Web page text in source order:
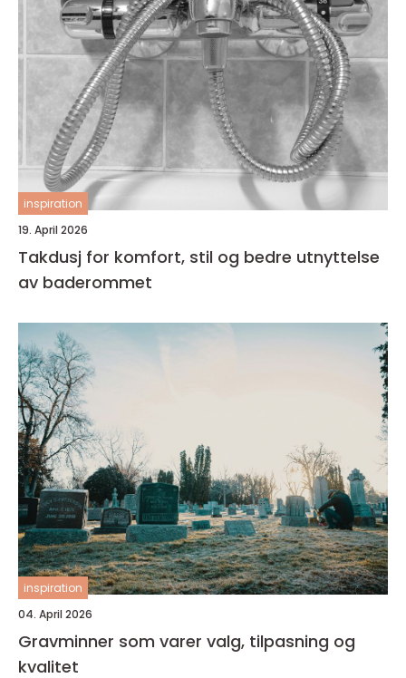
inspiration
19. April 2026
Takdusj for komfort, stil og bedre utnyttelse
av baderommet
inspiration
04. April 2026
Gravminner som varer valg, tilpasning og
kvalitet